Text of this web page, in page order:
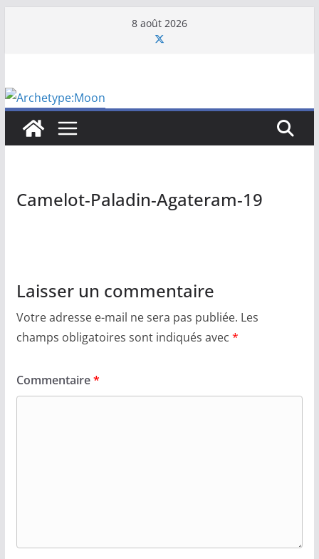
8 août 2026
Camelot-Paladin-Agateram-19
Laisser un commentaire
Votre adresse e-mail ne sera pas publiée. Les
champs obligatoires sont indiqués avec *
Commentaire*